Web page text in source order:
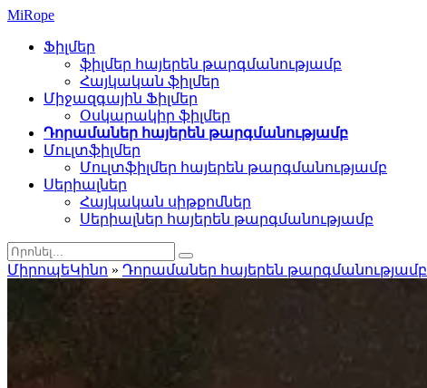
MiRope
Ֆիլմեր
ֆիլմեր հայերեն թարգմանությամբ
Հայկական ֆիլմեր
Միջազգային Ֆիլմեր
Օսկարակիր ֆիլմեր
Դորամաներ հայերեն թարգմանությամբ
Մուլտֆիլմեր
Մուլտֆիլմեր հայերեն թարգմանությամբ
Սերիալներ
Հայկական սիթքոմներ
Սերիալներ հայերեն թարգմանությամբ
ՄիրոպեԿինո » Դորամաներ հայերեն թարգմանությամբ